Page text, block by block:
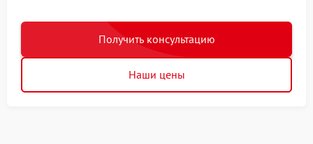
Получить консультацию
Наши цены